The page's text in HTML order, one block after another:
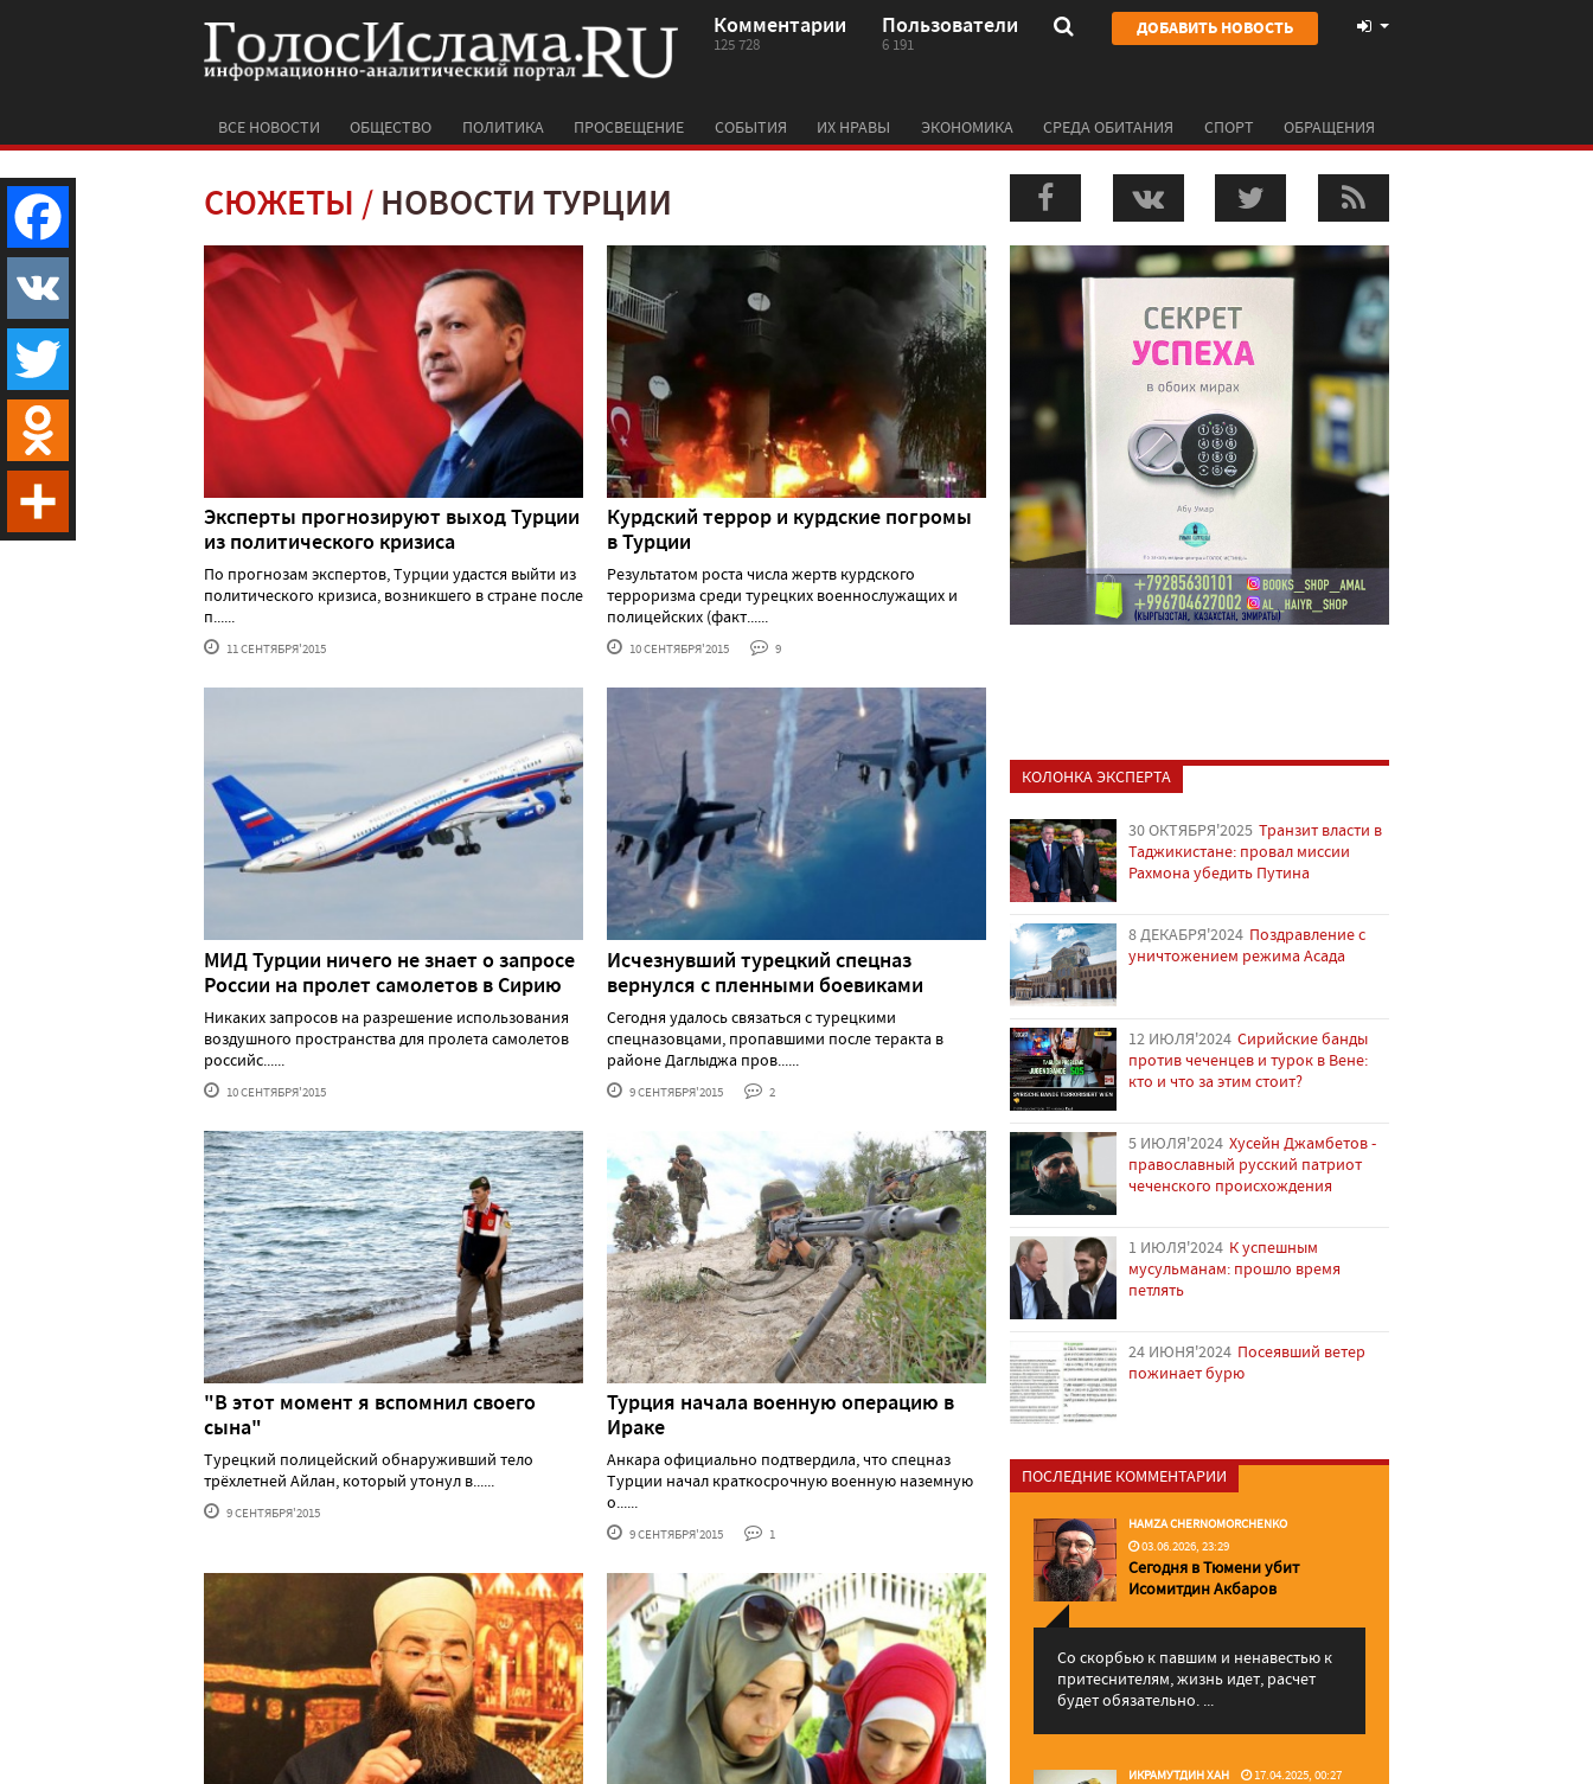
Комментарии
125 728
Пользователи
6 191
ДОБАВИТЬ НОВОСТЬ
ВСЕ НОВОСТИ ОБЩЕСТВО ПОЛИТИКА ПРОСВЕЩЕНИЕ СОБЫТИЯ ИХ НРАВЫ ЭКОНОМИКА СРЕДА ОБИТАНИЯ СПОРТ ОБРАЩЕНИЯ
СЮЖЕТЫ НОВОСТИ ТУРЦИИ
Эксперты прогнозируют выход Турции
из политического кризиса
По прогнозам экспертов, Турции удастся выйти из
политического кризиса, возникшего в стране после
п......
11 СЕНТЯБРЯ'2015
Курдский террор и курдские погромы
в Турции
Результатом роста числа жертв курдского
терроризма среди турецких военнослужащих и
полицейских (факт......
10 СЕНТЯБРЯ'2015 9
МИД Турции ничего не знает о запросе
России на пролет самолетов в Сирию
Никаких запросов на разрешение использования
воздушного пространства для пролета самолетов
российс......
10 СЕНТЯБРЯ'2015
Исчезнувший турецкий спецназ
вернулся с пленными боевиками
Сегодня удалось связаться с турецкими
спецназовцами, пропавшими после теракта в
районе Даглыджа пров......
9 СЕНТЯБРЯ'2015 2
"В этот момент я вспомнил своего
сына"
Турецкий полицейский обнаруживший тело
трёхлетней Айлан, который утонул в......
9 СЕНТЯБРЯ'2015
Турция начала военную операцию в
Ираке
Анкара официально подтвердила, что спецназ
Турции начал краткосрочную военную наземную
о......
9 СЕНТЯБРЯ'2015 1
КОЛОНКА ЭКСПЕРТА
30 ОКТЯБРЯ'2025 Транзит власти в
Таджикистане: провал миссии
Рахмона убедить Путина
8 ДЕКАБРЯ'2024 Поздравление с
уничтожением режима Асада
12 ИЮЛЯ'2024 Сирийские банды
против чеченцев и турок в Вене:
кто и что за этим стоит?
5 ИЮЛЯ'2024 Хусейн Джамбетов -
православный русский патриот
чеченского происхождения
1 ИЮЛЯ'2024 К успешным
мусульманам: прошло время
петлять
24 ИЮНЯ'2024 Посеявший ветер
пожинает бурю
ПОСЛЕДНИЕ КОММЕНТАРИИ
HAMZA CHERNOMORCHENKO
03.06.2026, 23:29
Сегодня в Тюмени убит
Исомитдин Акбаров
Со скорбью к павшим и ненавестью к
притеснителям, жизнь идет, расчет
будет обязательно. ...
ИКРАМУТДИН ХАН 17.04.2025, 00:27
Facebook
VK
Twitter
Odnoklassniki